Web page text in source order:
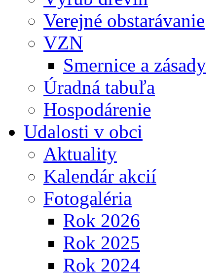
Verejné obstarávanie
VZN
Smernice a zásady
Úradná tabuľa
Hospodárenie
Udalosti v obci
Aktuality
Kalendár akcií
Fotogaléria
Rok 2026
Rok 2025
Rok 2024